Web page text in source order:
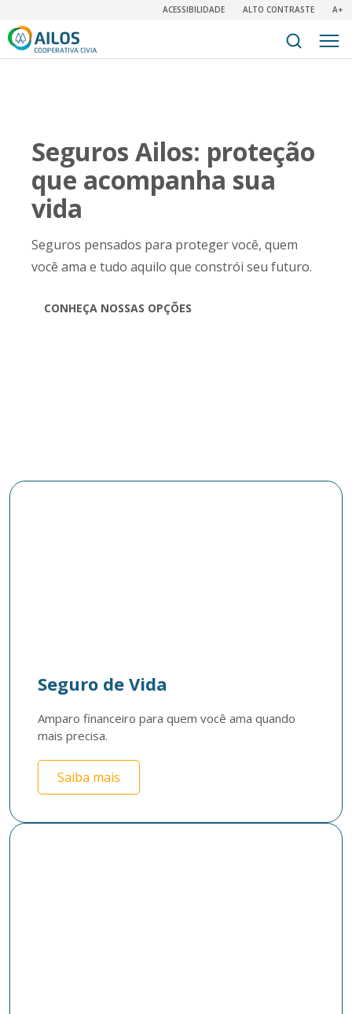
ACESSIBILIDADE ALTO CONTRASTE A+
Seguros Ailos: proteção
que acompanha sua
vida
Seguros pensados para proteger você, quem
você ama e tudo aquilo que constrói seu futuro.
CONHEÇA NOSSAS OPÇÕES
Seguro de Vida
Amparo financeiro para quem você ama quando
mais precisa.
Saiba mais